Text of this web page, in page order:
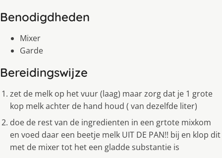
Benodigdheden
Mixer
Garde
Bereidingswijze
zet de melk op het vuur (laag) maar zorg dat je 1 grote
kop melk achter de hand houd ( van dezelfde liter)
doe de rest van de ingredienten in een grtote mixkom
en voed daar een beetje melk UIT DE PAN!! bij en klop dit
met de mixer tot het een gladde substantie is